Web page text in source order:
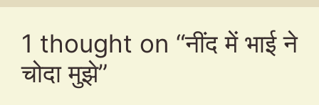
1 thought on “नींद में भाई ने
चोदा मुझे”